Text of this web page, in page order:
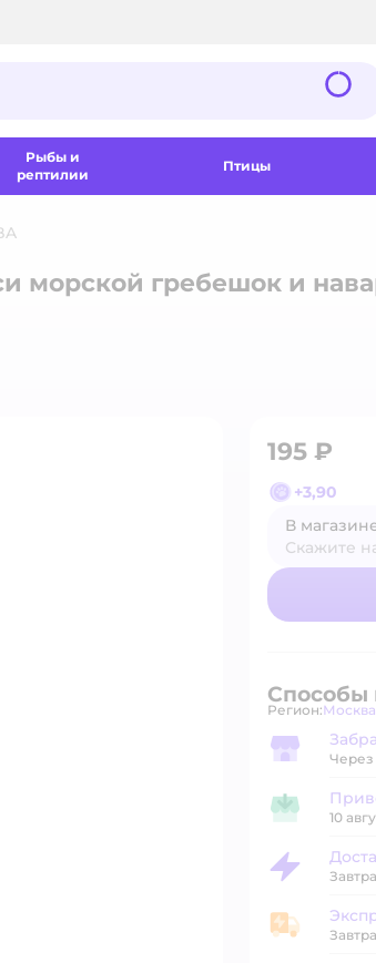
Рыбы и
рептилии
Птицы
морской гребешок и
195 ₽
+3,90
В
Скажите
В
Способы
Регион:
Забрать вЧерез
Привезти в
10
Доставка за
Завтра
Экспресс-Завтра